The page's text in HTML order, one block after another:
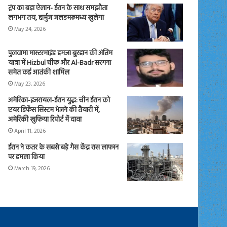
ट्रंप का बड़ा ऐलान- ईरान के साथ समझौता
लगभग तय, हार्मुज जलडमरूमध्य खुलेगा
May 24, 2026
पुलवामा मास्टरमाइंड हमजा बुरहान की अंतिम
यात्रा में Hizbul चीफ और Al-Badr सरगना
समेत कई आतंकी शामिल
May 23, 2026
अमेरिका-इजरायल-ईरान युद्ध: चीन ईरान को
एयर डिफेंस सिस्टम भेजने की तैयारी में,
अमेरिकी खुफिया रिपोर्ट में दावा
April 11, 2026
ईरान ने कतर के सबसे बड़े गैस केंद्र रास लाफान
पर हमला किया
March 19, 2026